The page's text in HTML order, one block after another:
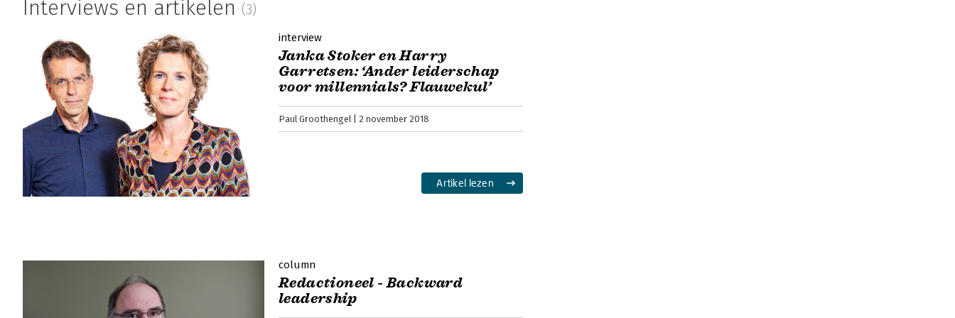
Goede leiders zweven niet een belangrijk boek dat de laatste stand van zaken op
het gebied van leiderschap helder beschrijft en dat gebaseerd is op gedegen
onderzoek.
Lees verder
Goede leiders zweven niet - 'Praktisch, onderbouwd en nuchter'
Sjors van Leeuwen | 7 november 2018
Goede leiders zweven niet. Ze lopen niet achter managementhypes aan maar
maken het verschil. Of het nu in het bedrijfsleven, publieke sector of politiek is.
Interviews en artikelen (3)
interview
Janka Stoker en Harry
Garretsen: ‘Ander leiderschap
voor millennials? Flauwekul’
Paul Groothengel 2 november 2018
Artikel lezen
column
Redactioneel - Backward
leadership